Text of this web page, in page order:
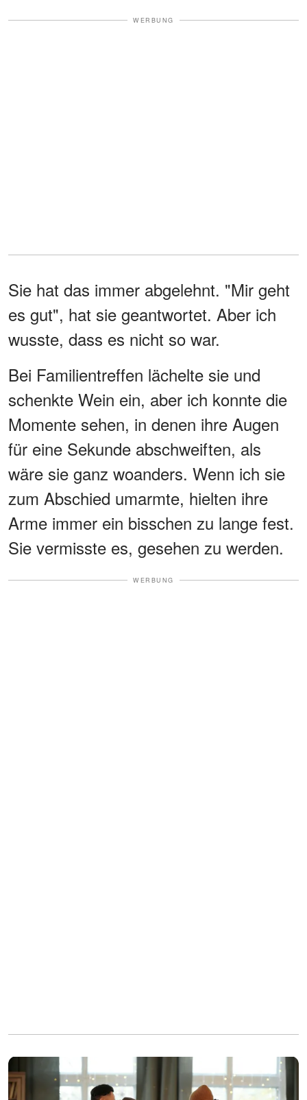
WERBUNG
Sie hat das immer abgelehnt. "Mir geht
es gut", hat sie geantwortet. Aber ich
wusste, dass es nicht so war.
Bei Familientreffen lächelte sie und
schenkte Wein ein, aber ich konnte die
Momente sehen, in denen ihre Augen
für eine Sekunde abschweiften, als
wäre sie ganz woanders. Wenn ich sie
zum Abschied umarmte, hielten ihre
Arme immer ein bisschen zu lange fest.
Sie vermisste es, gesehen zu werden.
WERBUNG